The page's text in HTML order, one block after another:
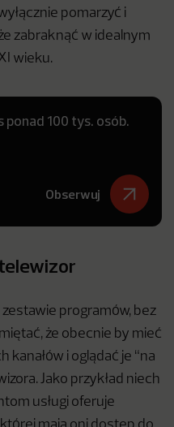
pomarzyć i
zabraknąć w idealnym
wieku.
ponad 100 tys. osób.
Obserwuj
programów, bez
że obecnie by mieć
i oglądać je “na
Jako przykład niech
usługi oferuje